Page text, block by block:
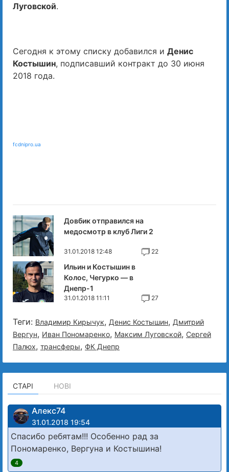
Луговской.
Сегодня к этому списку добавился и Денис
Костышин, подписавший контракт до 30 июня
2018 года.
fcdnipro.ua
Довбик отправился на
медосмотр в клуб Лиги 2
31.01.2018 12:48 22
Ильин и Костышин в
Колос, Чегурко — в
Днепр-1
31.01.2018 11:11 27
Теги: Владимир Кирычук, Денис Костышин, Дмитрий
Вергун, Иван Пономаренко, Максим Луговской, Сергей
Палюх, трансферы, ФК Днепр
СТАРІ НОВІ
Алекс74
31.01.2018 19:54
Спасибо ребятам!!! Особенно рад за
Пономаренко, Вергуна и Костышина!
4